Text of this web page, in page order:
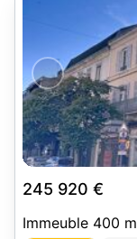
245 920 €
Immeuble 400 m